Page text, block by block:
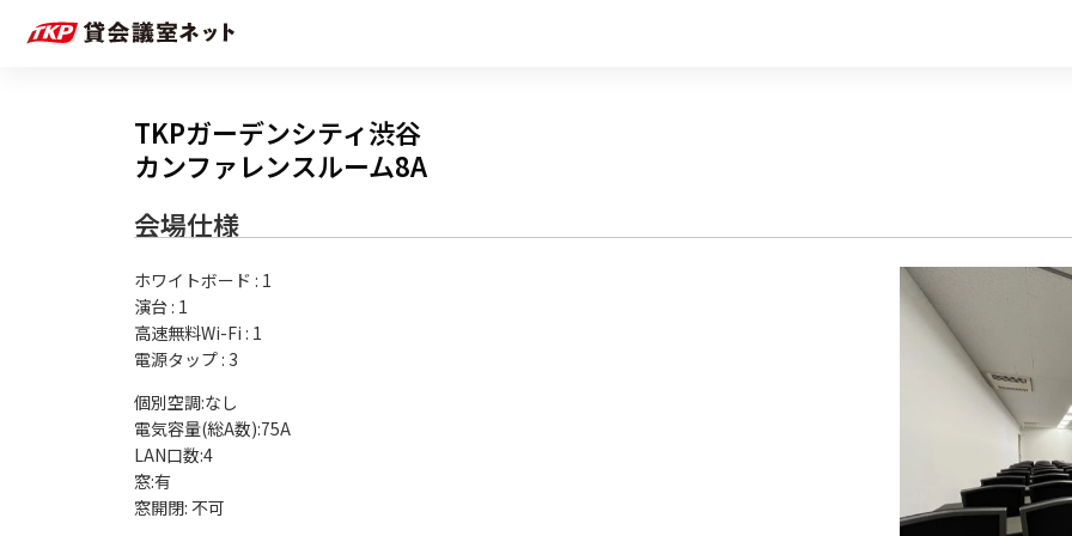
TKPガーデンシティ渋谷
カンファレンスルーム8A
会場仕様
ホワイトボード : 1
演台 : 1
高速無料Wi-Fi : 1
電源タップ : 3
個別空調:なし
電気容量(総A数):75A
LAN口数:4
窓:有